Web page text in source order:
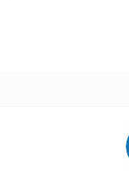
hvězdiček.